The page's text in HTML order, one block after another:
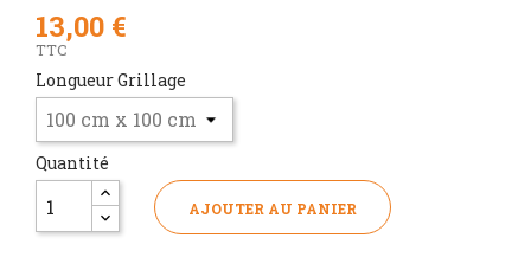
13,00 €
TTC
Longueur Grillage
Quantité
AJOUTER AU PANIER